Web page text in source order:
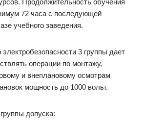
Продолжительность обучения
72 часа с последующей
учебного заведения.
3 группы дает
операции по монтажу,
и внеплановому осмотрам
мощность до 1000 вольт.
допуска: